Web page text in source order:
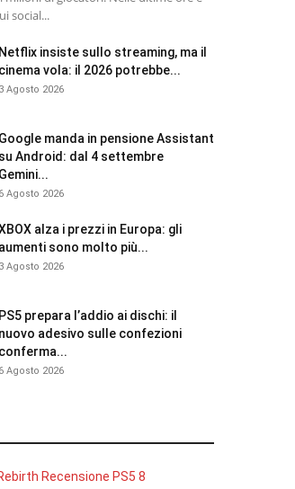
social...
Netflix insiste sullo streaming, ma il
cinema vola: il 2026 potrebbe...
3 Agosto 2026
Google manda in pensione Assistant
su Android: dal 4 settembre
Gemini...
6 Agosto 2026
alza i prezzi in Europa: gli
aumenti sono molto più...
3 Agosto 2026
PS5 prepara l’addio ai dischi: il
nuovo adesivo sulle confezioni
conferma...
6 Agosto 2026